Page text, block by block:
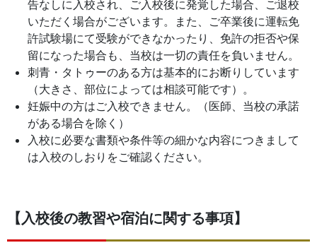
告なしに入校され、ご入校後に発覚した場合、ご退校
いただく場合がございます。また、ご卒業後に運転免
許試験場にて受験ができなかったり、免許の拒否や保
留になった場合も、当校は一切の責任を負いません。
刺青・タトゥーのある方は基本的にお断りしています
（大きさ、部位によっては相談可能です）。
妊娠中の方はご入校できません。（医師、当校の承諾
がある場合を除く）
入校に必要な書類や条件等の細かな内容につきまして
は入校のしおりをご確認ください。
【入校後の教習や宿泊に関する事項】